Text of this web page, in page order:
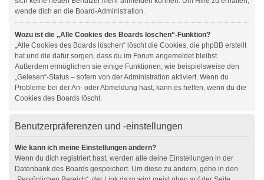
wende dich an die Board-Administration.
Wozu ist die „Alle Cookies des Boards löschen“-Funktion?
„Alle Cookies des Boards löschen“ löscht die Cookies, die phpBB erstellt
hat und die dafür sorgen, dass du im Forum angemeldet bleibst.
Außerdem ermöglichen sie einige Funktionen, wie beispielsweise den
„Gelesen“-Status – sofern von der Administration aktiviert. Wenn du
Probleme bei der An- oder Abmeldung hast, kann es helfen, wenn du die
Cookies des Boards löscht.
Benutzerpräferenzen und -einstellungen
Wie kann ich meine Einstellungen ändern?
Wenn du dich registriert hast, werden alle deine Einstellungen in der
Datenbank des Boards gespeichert. Um diese zu ändern, gehe in den